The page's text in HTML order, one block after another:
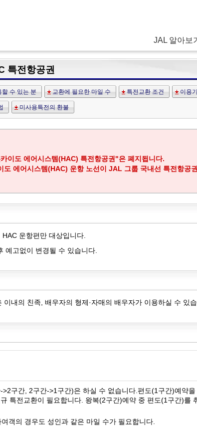
JAL 알아보기
특전항공권
할 수 있는 분 교환에 필요한 마일 수 특전교환 조건 이용
미사용특전의 환불
이도 에어시스템(HAC) 특전항공권"은 폐지됩니다.
도 에어시스템(HAC) 운항 노선이 JAL 그룹 국내선 특전항공
HAC 운항편만 대상입니다.
예고없이 변경될 수 있습니다.
내의 친족, 배우자의 형제·자매의 배우자가 이용하실 수 있
구간, 2구간->1구간)은 하실 수 없습니다.편도(1구간)예약
특전교환이 필요합니다. 왕복(2구간)예약 중 편도(1구간)를
객의 경우도 성인과 같은 마일 수가 필요합니다.